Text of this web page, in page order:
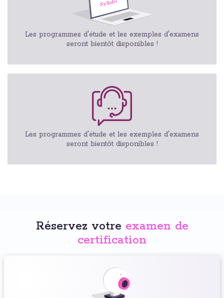
Les programmes d'étude et les exemples d'examens
seront bientôt disponibles !
Les programmes d'étude et les exemples d'examens
seront bientôt disponibles !
Réservez votre examen de
certification